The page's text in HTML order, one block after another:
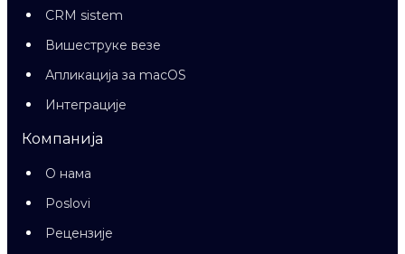
CRM sistem
Вишеструке везе
Апликација за macOS
Интеграције
Компанија
О нама
Poslovi
Рецензије